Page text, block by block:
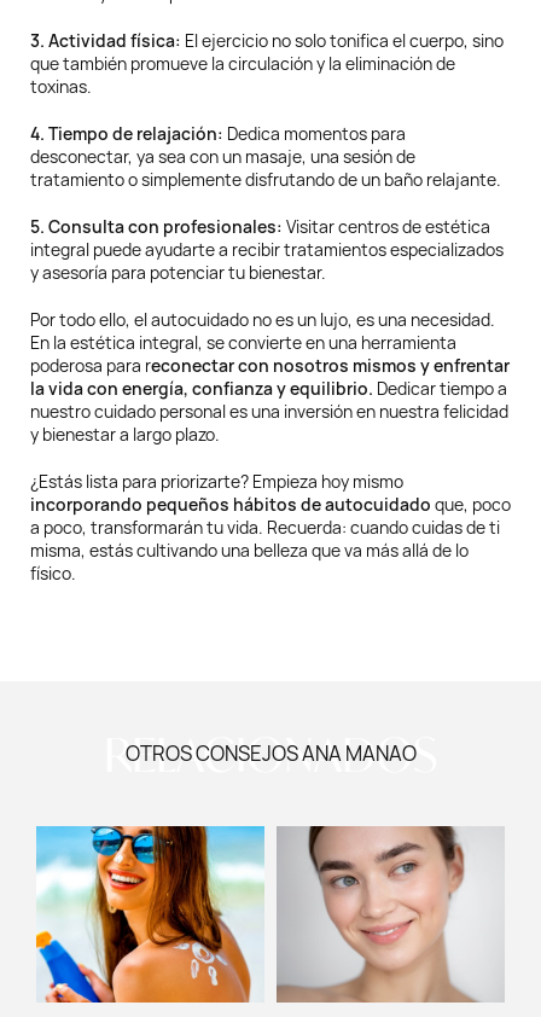
3. Actividad física: El ejercicio no solo tonifica el cuerpo, sino
que también promueve la circulación y la eliminación de
toxinas.
4. Tiempo de relajación: Dedica momentos para
desconectar, ya sea con un masaje, una sesión de
tratamiento o simplemente disfrutando de un baño relajante.
5. Consulta con profesionales: Visitar centros de estética
integral puede ayudarte a recibir tratamientos especializados
y asesoría para potenciar tu bienestar.
Por todo ello, el autocuidado no es un lujo, es una necesidad.
En la estética integral, se convierte en una herramienta
poderosa para reconectar con nosotros mismos y enfrentar
la vida con energía, confianza y equilibrio. Dedicar tiempo a
nuestro cuidado personal es una inversión en nuestra felicidad
y bienestar a largo plazo.
¿Estás lista para priorizarte? Empieza hoy mismo
incorporando pequeños hábitos de autocuidado que, poco
a poco, transformarán tu vida. Recuerda: cuando cuidas de ti
misma, estás cultivando una belleza que va más allá de lo
físico.
RELACIONADOS
OTROS CONSEJOS ANA MANAO